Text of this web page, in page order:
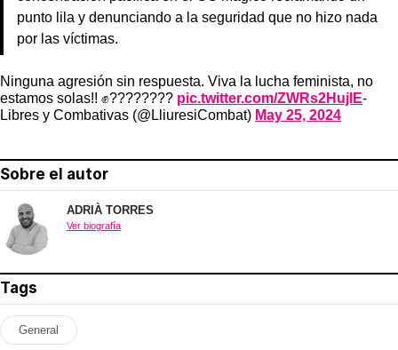
punto lila y denunciando a la seguridad que no hizo nada
por las víctimas.
Ninguna agresión sin respuesta. Viva la lucha feminista, no
estamos solas!! ✊???????? pic.twitter.com/ZWRs2HujlE-
Libres y Combativas (@LliuresiCombat) May 25, 2024
Sobre el autor
ADRIÀ TORRES
Ver biografía
Tags
General